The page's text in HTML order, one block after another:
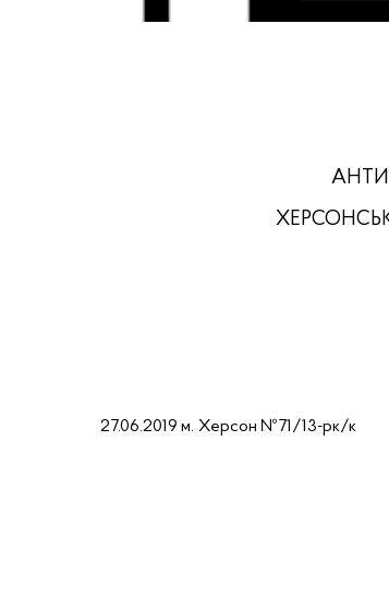
27.06.2019 м. Херсон №71/13-рк/к